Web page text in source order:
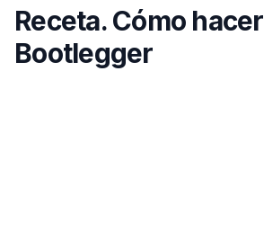
Receta. Cómo hacer
Bootlegger